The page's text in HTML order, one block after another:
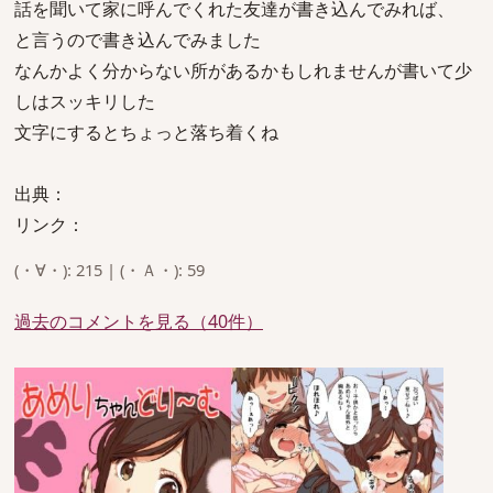
話を聞いて家に呼んでくれた友達が書き込んでみれば、
と言うので書き込んでみました
なんかよく分からない所があるかもしれませんが書いて少
しはスッキリした
文字にするとちょっと落ち着くね
出典：
リンク：
(・∀・): 215 | (・Ａ・): 59
過去のコメントを見る（40件）